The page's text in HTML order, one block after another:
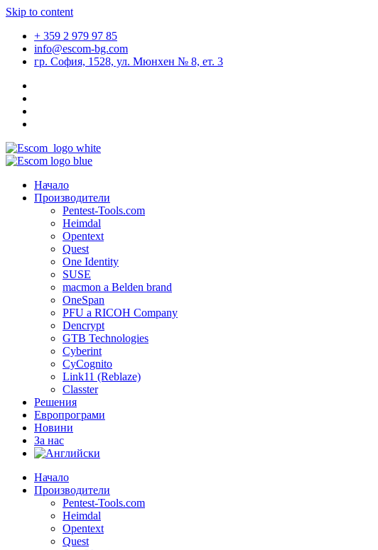
Skip to content
+ 359 2 979 97 85
info@escom-bg.com
гр. София, 1528, ул. Мюнхен № 8, eт. 3
Начало
Производители
Pentest-Tools.com
Heimdal
Opentext
Quest
One Identity
SUSE
macmon a Belden brand
OneSpan
PFU a RICOH Company
Dencrypt
GTB Technologies
Cyberint
CyCognito
Link11 (Reblaze)
Classter
Решения
Европрограми
Новини
За нас
Начало
Производители
Pentest-Tools.com
Heimdal
Opentext
Quest